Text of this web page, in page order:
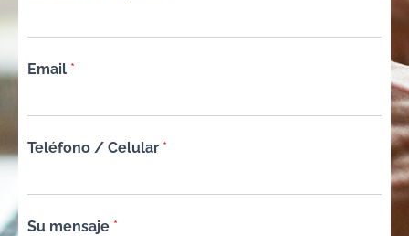
Email *
Teléfono / Celular *
Su mensaje *